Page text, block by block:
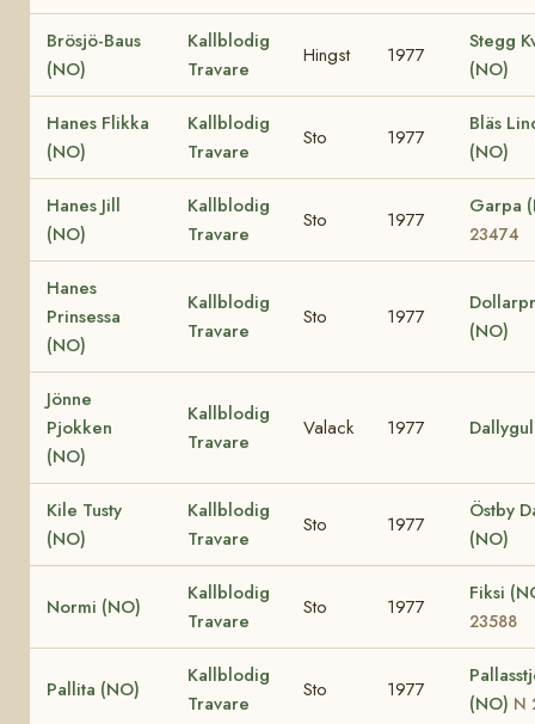
Brösjö-Baus
(NO)
Kallblodig
Travare
Hingst 1977
Stegg
(NO)
Hanes Flikka
(NO)
Kallblodig
Travare
Sto 1977
Bläs
(NO)
Hanes Jill
(NO)
Kallblodig
Travare
Sto 1977
Garpa
23474
Hanes
Prinsessa
(NO)
Kallblodig
Travare
Sto 1977
(NO)
Jönne
Pjokken
(NO)
Kallblodig
Travare
Valack 1977
Kile Tusty
(NO)
Kallblodig
Travare
Sto 1977
Östby
(NO)
Normi (NO)
Kallblodig
Travare
Sto 1977
Fiksi
23588
Pallita (NO)
Kallblodig
Travare
Sto 1977
(NO) N